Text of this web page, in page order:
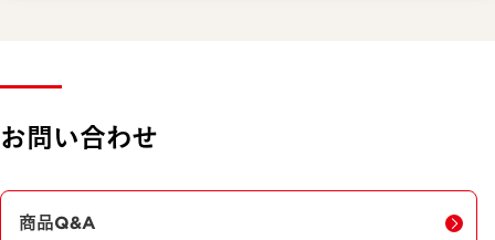
お問い合わせ
商品Q&A